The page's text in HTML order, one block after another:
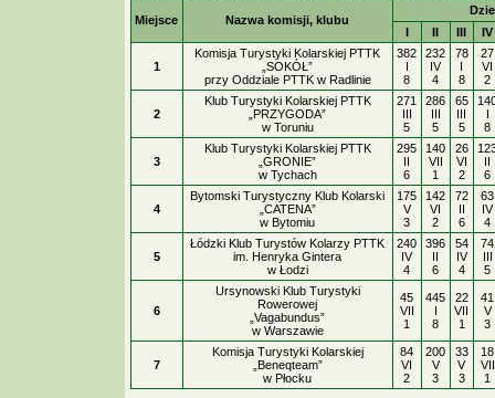
Miejsce Nazwa komisji, klubu
I
II III IV
1
Komisja Turystyki Kolarskiej PTTK
„SOKÓŁ”
przy Oddziale PTTK w Radlinie
382
I
8
232
IV
4
78
I
8
27
VI
2
2
Klub Turystyki Kolarskiej PTTK
„PRZYGODA”
w Toruniu
271
III
5
286
III
5
65
III
5
I
8
3
Klub Turystyki Kolarskiej PTTK
„GRONIE”
w Tychach
295
II
6
140
VII
1
26
VI
2
II
6
4
Bytomski Turystyczny Klub Kolarski
„CATENA”
w Bytomiu
175
V
3
142
VI
2
72
II
6
63
IV
4
5
Łódzki Klub Turystów Kolarzy PTTK
im. Henryka Gintera
w Łodzi
240
IV
4
396
II
6
54
IV
4
74
III
5
6
Ursynowski Klub Turystyki
Rowerowej
„Vagabundus”
w Warszawie
45
VII
1
445
I
8
22
VII
1
41
V
3
7
Komisja Turystyki Kolarskiej
„Beneqteam”
w Płocku
84
VI
2
200
V
3
33
V
3
18
VII
1